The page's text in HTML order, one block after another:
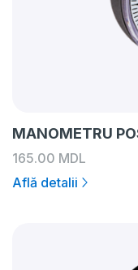
MANOMETRU
165.00 MDL
Află detalii